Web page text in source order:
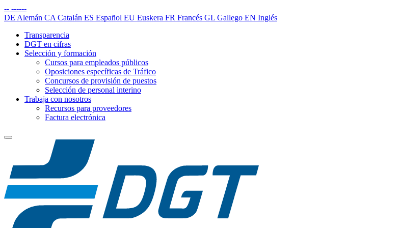
-- ------
DE Alemán CA Catalán ES Español EU Euskera FR Francés GL Gallego EN Inglés
Transparencia
DGT en cifras
Selección y formación
Cursos para empleados públicos
Oposiciones específicas de Tráfico
Concursos de provisión de puestos
Selección de personal interino
Trabaja con nosotros
Recursos para proveedores
Factura electrónica